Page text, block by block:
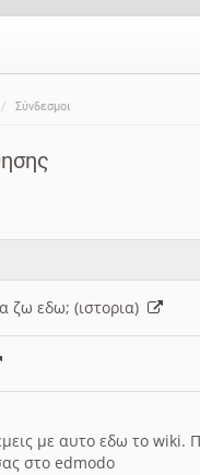
Σύνδεσμοι
ζω εδω; (ιστορια)
με αυτο εδω το wiki.
στο edmodo